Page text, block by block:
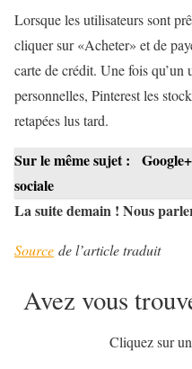
Lorsque les utilisateurs sont
cliquer sur «Acheter» et de
carte de crédit. Une fois qu’un
personnelles, Pinterest les
retapées lus tard.
Sur le même sujet :
sociale
La suite demain ! Nous
Source de l’article traduit
Avez vous
Cliquez sur